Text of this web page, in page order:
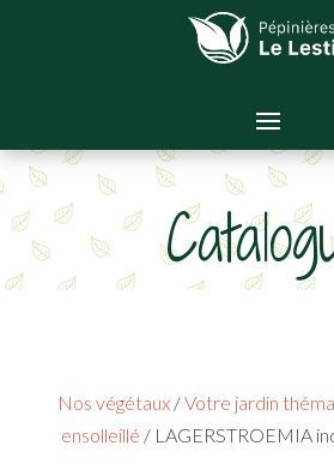
Nos végétaux /Votre jardin
ensolleillé / LAGERSTROEMIA